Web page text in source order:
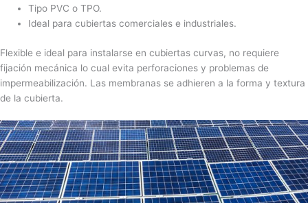
Tipo PVC o TPO.
Ideal para cubiertas comerciales e industriales.
Flexible e ideal para instalarse en cubiertas curvas, no requiere
fijación mecánica lo cual evita perforaciones y problemas de
impermeabilización. Las membranas se adhieren a la forma y textura
de la cubierta.